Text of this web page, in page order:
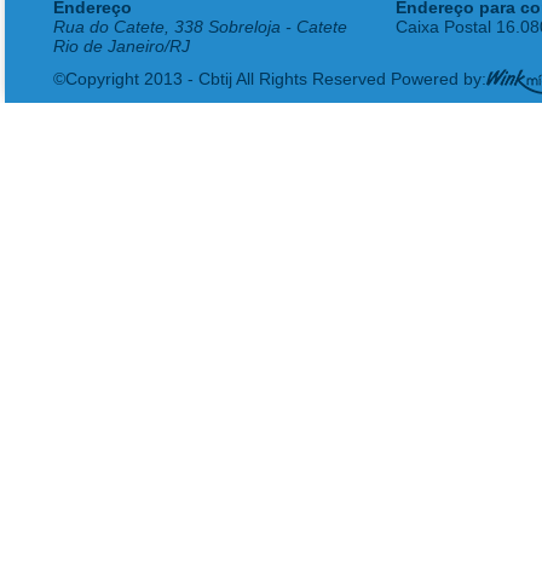
Endereço
Rua do Catete, 338 Sobreloja - Catete
Rio de Janeiro/RJ
Endereço para
Caixa Postal
©Copyright 2013 - Cbtij All Rights Reserved Powered by: